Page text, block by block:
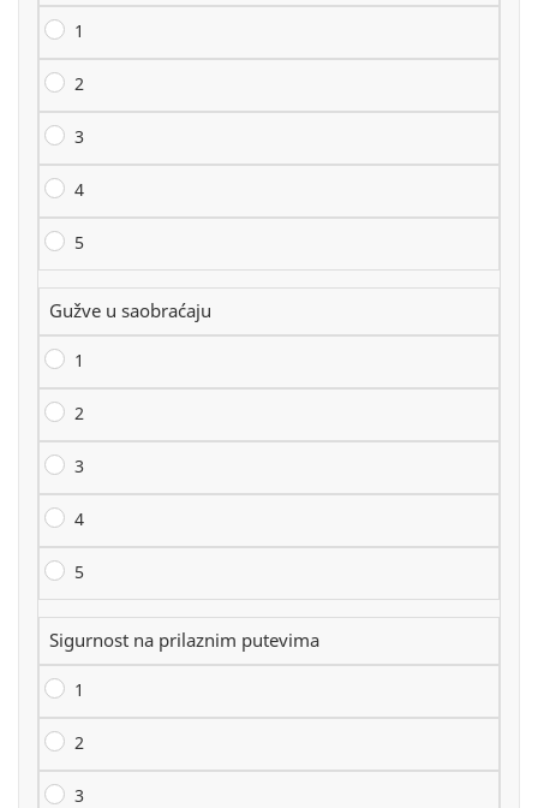
1
2
3
4
5
Gužve u saobraćaju
1
2
3
4
5
Sigurnost na prilaznim putevima
1
2
3